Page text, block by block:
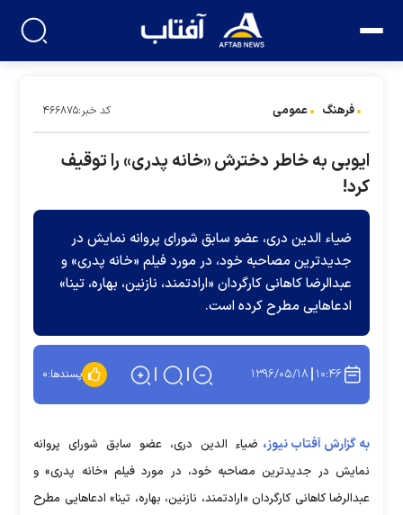
فرهنگ عمومی کد خبر:۴۶۶۸۷۵
ایوبی به خاطر دخترش «خانه پدری» را توقیف
کرد!
ضیاء الدین دری، عضو سابق شورای پروانه نمایش در
جدیدترین مصاحبه خود، در مورد فیلم «خانه پدری» و
عبدالرضا کاهانی کارگردان «ارادتمند، نازنین، بهاره، تینا»
ادعاهایی مطرح کرده است.
۱۰:۴۶ ۱۳۹۶/۰۵/۱۸ پسندها:۰
به گزارش آفتاب نیوز، ضیاء الدین دری، عضو سابق شورای پروانه
نمایش در جدیدترین مصاحبه خود، در مورد فیلم «خانه پدری» و
عبدالرضا کاهانی کارگردان «ارادتمند، نازنین، بهاره، تینا» ادعاهایی مطرح